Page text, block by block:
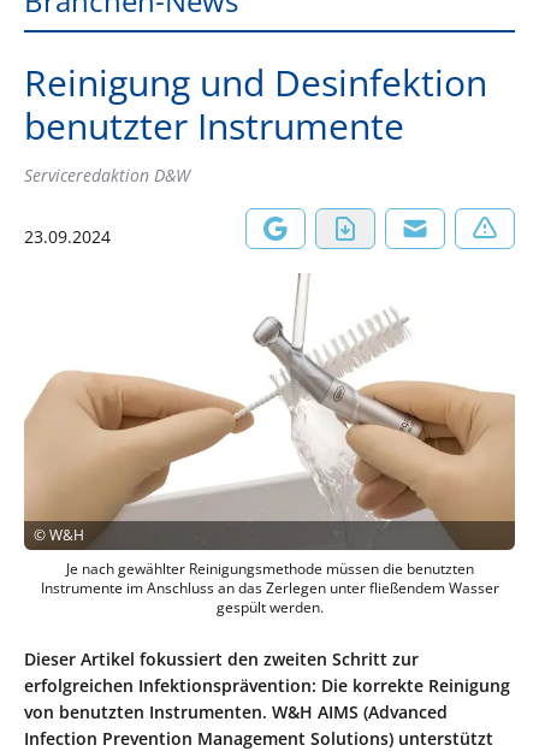
Reinigung und Desinfektion
benutzter Instrumente
Serviceredaktion D&W
23.09.2024
©W&H
Je nach gewählter Reinigungsmethode müssen die benutzten
Instrumente im Anschluss an das Zerlegen unter fließendem Wasser
gespült werden.
Dieser Artikel fokussiert den zweiten Schritt zur
erfolgreichen Infektionsprävention: Die korrekte Reinigung
von benutzten Instrumenten. W&H AIMS (Advanced
Infection Prevention Management Solutions) unterstützt